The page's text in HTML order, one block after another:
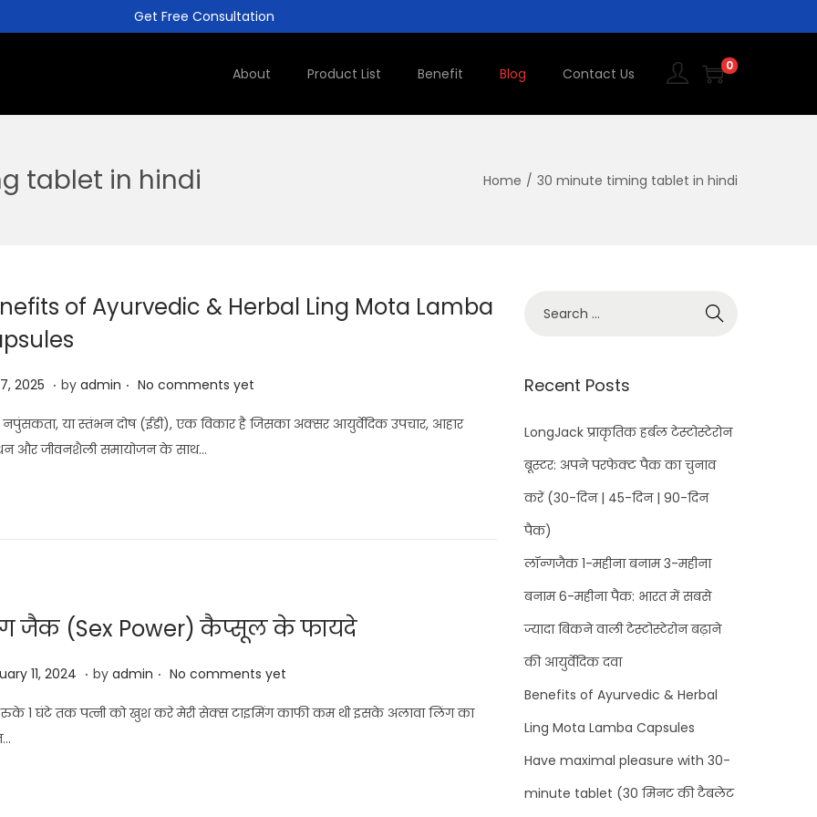
Get Free Consultation
About Product List Benefit Blog Contact Us 0
tablet in hindi Home / 30 minute timing tablet in hindi
of Ayurvedic & Herbal Ling Mota Lamba
2025 A
r
i
2
6
. by admin . No comments yet
या स्तंभन दोष (ईडी), एक विकार है जिसका अक्सर आयुर्वेदिक उपचार, आहार
और जीवनशैली समायोजन के साथ…
जैक (Sex Power) कैप्सूल के फायदे
11, 2024 F
b
. by admin . No comments yet
रुके 1 घंटे तक पत्नी को खुश करे मेरी सेक्स टाइमिंग काफी कम थी इसके अलावा लिंग का
Recent Posts
LongJack प्राकृतिक हर्बल टेस्टोस्टेरोन
बूस्टर: अपने परफेक्ट पैक का चुनाव
करें (30-दिन | 45-दिन | 90-दिन
पैक)
लॉन्गजैक 1-महीना बनाम 3-महीना
बनाम 6-महीना पैक: भारत में सबसे
ज्यादा बिकने वाली टेस्टोस्टेरोन बढ़ाने
की आयुर्वेदिक दवा
Benefits of Ayurvedic & Herbal
Ling Mota Lamba Capsules
Have maximal pleasure with 30-
minute tablet (30 मिनट की टैबलेट